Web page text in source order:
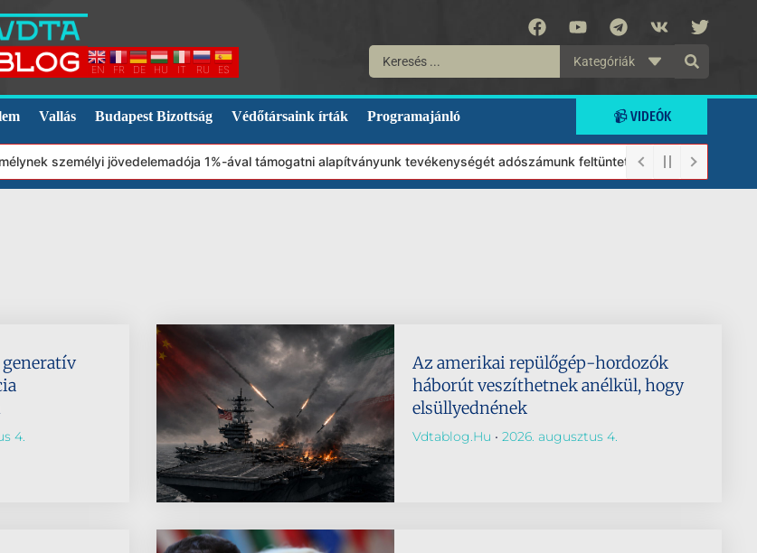
EN FR DE HU IT RU ES
Kategóriák
Vallás Budapest Bizottság Védőtársaink írták Programajánló 📹 VIDEÓK
jövedelemadója 1%-ával támogatni alapítványunk tevékenységét adószámunk feltüntetésével, amely:
4.
Az amerikai repülőgép-hordozók
háborút veszíthetnek anélkül, hogy
elsüllyednének
Vdtablog.hu 2026. augusztus 4.